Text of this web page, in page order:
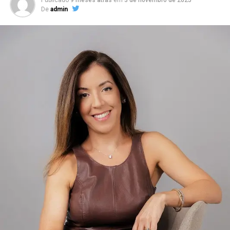
Base de Apoio
diferentes segmentos da sociedade, incluindo
empresários, produtores rurais, grupos conservadores,
religiosos e cidadãos que defendem maior rigor no
combate à criminalidade e à corrupção.
Mesmo após o término do mandato presidencial, o
movimento manteve forte presença nas redes sociais e
continua influenciando eleições municipais, estaduais e
nacionais. Diversos políticos identificados com essa
corrente foram eleitos para cargos legislativos e
executivos em diferentes regiões do país.
Críticas e Controvérsias
O bolsonarismo também é alvo de críticas de setores da
De admin